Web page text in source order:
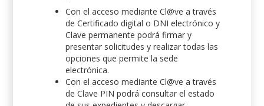
Con el acceso mediante Cl@ve a través
de Certificado digital o DNI electrónico y
Clave permanente podrá firmar y
presentar solicitudes y realizar todas las
opciones que permite la sede
electrónica.
Con el acceso mediante Cl@ve a través
de Clave PIN podrá consultar el estado